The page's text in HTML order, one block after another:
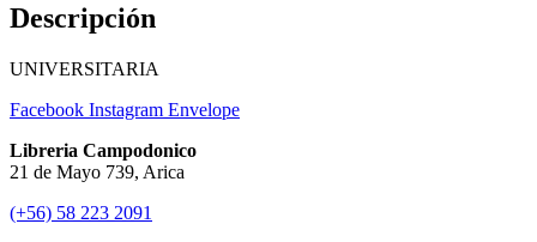
Descripción
UNIVERSITARIA
Facebook Instagram Envelope
Libreria Campodonico
21 de Mayo 739, Arica
(+56) 58 223 2091